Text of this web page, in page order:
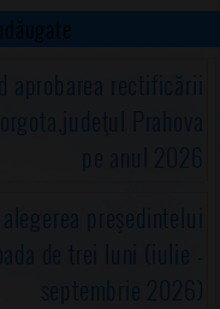
rectificării
Prahova
pe anul 2026
preşedintelui
de trei luni (iulie -
septembrie 2026)